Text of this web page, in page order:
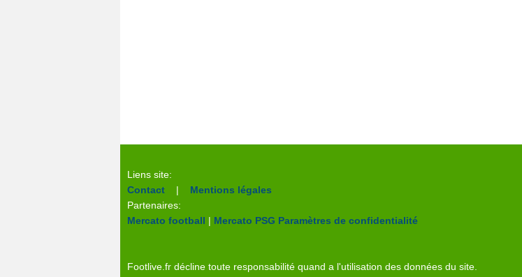
Liens site:
Contact | Mentions légales
Partenaires:
Mercato football | Mercato PSG Paramètres de confidentialité
Footlive.fr décline toute responsabilité quand a l'utilisation des données du site.